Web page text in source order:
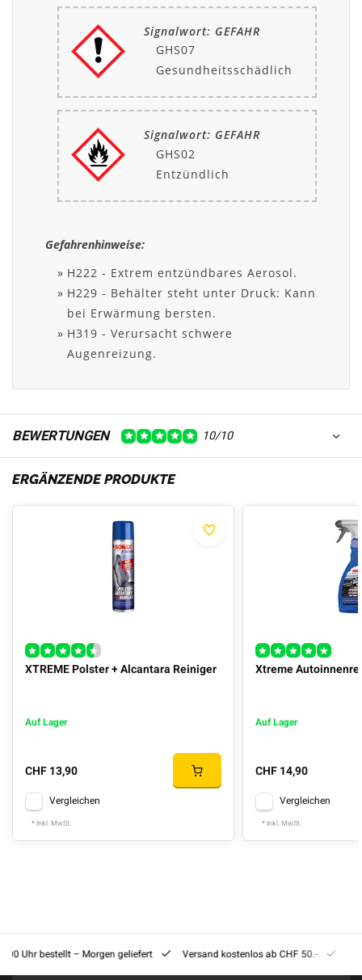
Signalwort: GEFAHR
GHS07
Gesundheitsschädlich
Signalwort: GEFAHR
GHS02
Entzündlich
Gefahrenhinweise:
H222 - Extrem entzündbares Aerosol.
H229 - Behälter steht unter Druck: Kann
bei Erwärmung bersten.
H319 - Verursacht schwere
Augenreizung.
BEWERTUNGEN 10/10
ERGÄNZENDE PRODUKTE
XTREME Polster + Alcantara Reiniger
Auf Lager
CHF 13,90
Vergleichen
* Inkl. MwSt.
Xtreme
Auf Lager
CHF 14,90
Vergleichen
* Inkl. MwSt.
Uhr bestellt – Morgen geliefert Versand kostenlos ab CHF 50.-